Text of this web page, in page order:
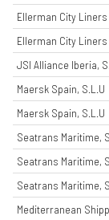
Ellerman City Liners
Ellerman City Liners
JSI Alliance Iberia,
Maersk Spain, S.L.U
Maersk Spain, S.L.U
Seatrans Maritime,
Seatrans Maritime,
Seatrans Maritime,
Mediterranean